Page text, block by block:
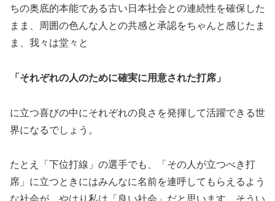
ちの奥底的本能である古い日本社会との連続性を確保した
まま、周囲の色んな人との共感と承認をちゃんと感じたま
ま、我々は堂々と
「それぞれの人のために確実に用意された打席」
に立つ喜びの中にそれぞれの良さを発揮して活躍できる世
界になるでしょう。
たとえ「下位打線」の選手でも、「その人が立つべき打
席」に立つときにはみんなに名前を連呼してもらえるよう